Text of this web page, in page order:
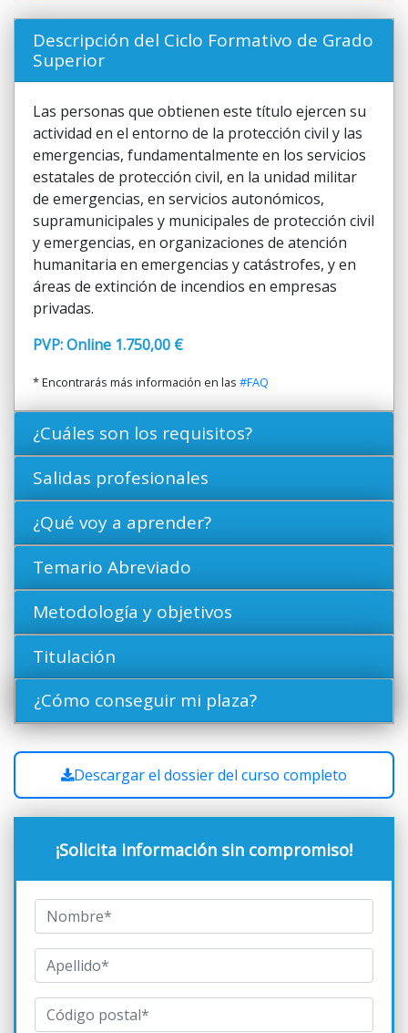
Descripción del Ciclo Formativo de Grado
Superior
Las personas que obtienen este título ejercen su
actividad en el entorno de la protección civil y las
emergencias, fundamentalmente en los servicios
estatales de protección civil, en la unidad militar
de emergencias, en servicios autonómicos,
supramunicipales y municipales de protección civil
y emergencias, en organizaciones de atención
humanitaria en emergencias y catástrofes, y en
áreas de extinción de incendios en empresas
privadas.
PVP: Online 1.750,00 €
* Encontrarás más información en las #FAQ
¿Cuáles son los requisitos?
Salidas profesionales
¿Qué voy a aprender?
Temario Abreviado
Metodología y objetivos
Titulación
¿Cómo conseguir mi plaza?
Descargar el dossier del curso completo
¡Solicita información sin compromiso!